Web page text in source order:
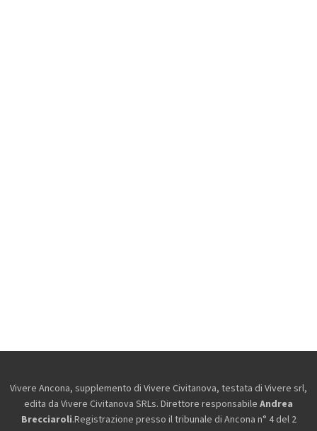
Vivere Ancona, supplemento di Vivere Civitanova, testata di Vivere srl,
edita da Vivere Civitanova SRLs. Direttore responsabile Andrea
Brecciaroli.Registrazione presso il tribunale di Ancona n° 4 del 2